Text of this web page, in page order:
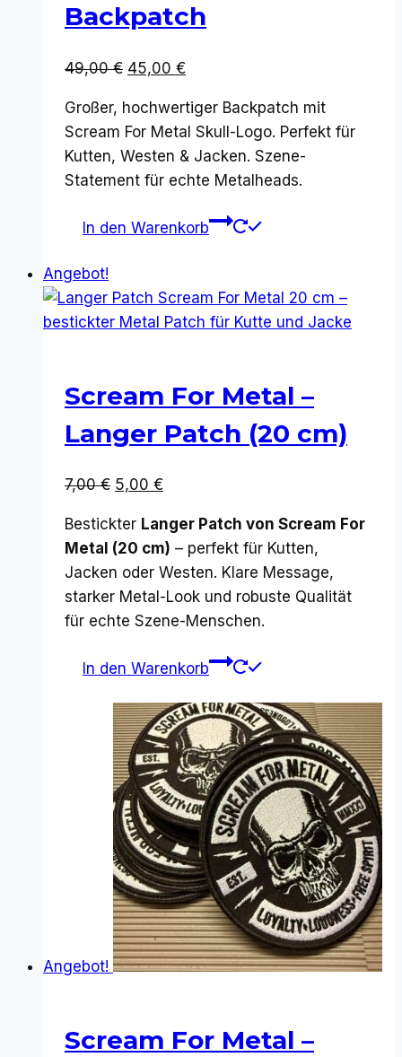
Backpatch
49,00€ Ursprünglicher
war:
49,00 €
45,00 €Aktueller
ist:
45,00 €.
Großer, hochwertiger Backpatch mit
Scream For Metal Skull-Logo. Perfekt für
Kutten, Westen & Jacken. Szene-
Statement für echte Metalheads.
In den Warenkorb
Angebot!
Scream For Metal –
Langer Patch (20 cm)
7,00€ Ursprünglicher
war:
7,00 €
5,00 €Aktueller
ist:
5,00 €.
Bestickter Langer Patch von Scream For
Metal (20 cm) – perfekt für Kutten,
Jacken oder Westen. Klare Message,
starker Metal-Look und robuste Qualität
für echte Szene-Menschen.
In den Warenkorb
Angebot!
Scream For Metal –